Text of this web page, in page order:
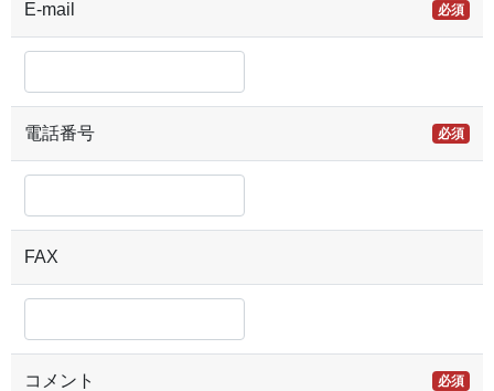
E-mail 必須
電話番号 必須
FAX
コメント 必須